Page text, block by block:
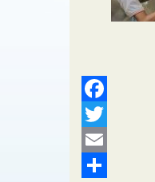
Facebook
Twitter
Email